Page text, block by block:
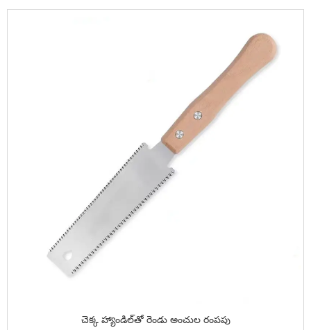
చెక్క హ్యాండిల్‌తో రెండు అంచుల రంపపు